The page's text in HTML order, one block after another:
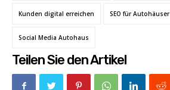
Kunden digital erreichen SEO für Autohäuser
Social Media Autohaus
Teilen Sie den Artikel